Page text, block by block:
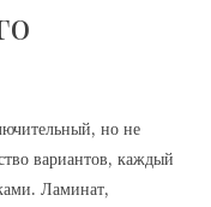
но не
вариантов, каждый
Ламинат,